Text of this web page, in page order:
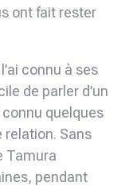
ont fait rester
connu à ses
de parler d’un
quelques
relation. Sans
Tamura
pendant